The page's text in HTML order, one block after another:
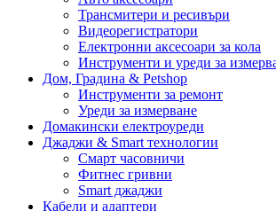
Трансмитери и ресивъри
Видеорегистратори
Електронни аксесоари за кола
Инструменти и уреди за
Дом, Градина & Petshop
Инструменти за ремонт
Уреди за измерване
Домакински електроуреди
Джаджи & Smart технологии
Смарт часовничи
Фитнес гривни
Smart джаджи
Кабели и адаптери